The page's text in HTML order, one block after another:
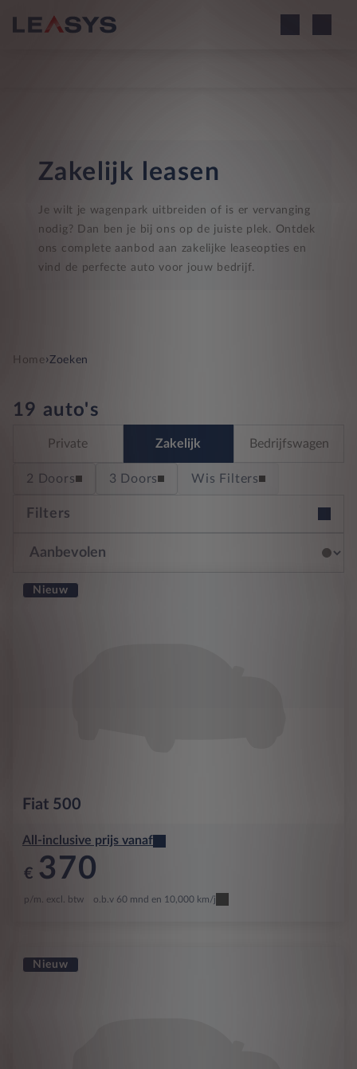
Zakelijk leasen
Je wilt je wagenpark uitbreiden of is er vervanging
nodig? Dan ben je bij ons op de juiste plek. Ontdek
ons complete aanbod aan zakelijke leaseopties en
vind de perfecte auto voor jouw bedrijf.
Home›Zoeken
19 auto's
Private Zakelijk Bedrijfswagen
2 Doors 3 Doors Wis Filters
Filters
Nieuw
Fiat 500
All-inclusive prijs vanaf
€ 370
p/m. excl. btw o.b.v 60 mnd en 10,000 km/j
Nieuw